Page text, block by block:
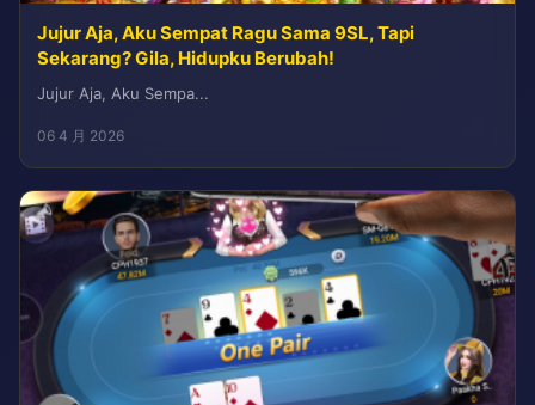
Jujur Aja, Aku Sempat Ragu Sama 9SL, Tapi
Sekarang? Gila, Hidupku Berubah!
Jujur Aja, Aku Sempa...
06 4 月 2026